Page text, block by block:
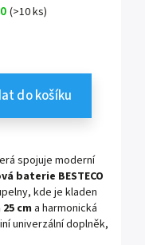
(>10 ks)
do košíku
spojuje moderní
baterie BESTECO
kde je kladen
cm a harmonická
univerzální doplněk,